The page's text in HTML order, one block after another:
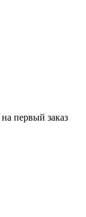
на первый заказ